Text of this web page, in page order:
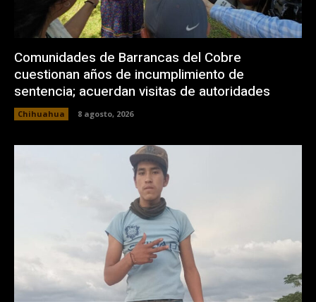
Comunidades de Barrancas del Cobre
cuestionan años de incumplimiento de
sentencia; acuerdan visitas de autoridades
Chihuahua 8 agosto, 2026